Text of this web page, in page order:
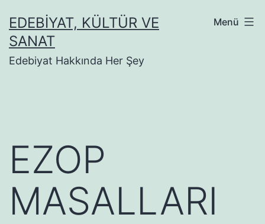
geçEDEBIYAT, KÜLTÜR VE
SANAT
Edebiyat Hakkında Her Şey
Menü
EZOP
MASALLARI